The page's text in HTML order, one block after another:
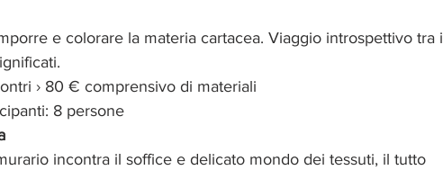
e colorare la materia cartacea. Viaggio introspettivo tra i
› 80 € comprensivo di materiali
8 persone
incontra il soffice e delicato mondo dei tessuti, il tutto